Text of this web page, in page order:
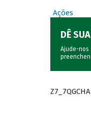
Ações
DÊ
Ajude-nos